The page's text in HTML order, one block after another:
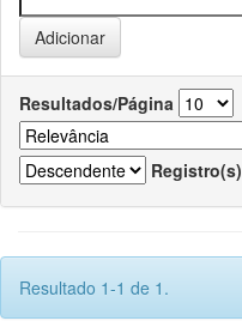
Resultados/Página
Registro(s)
Resultado 1-1 de 1.